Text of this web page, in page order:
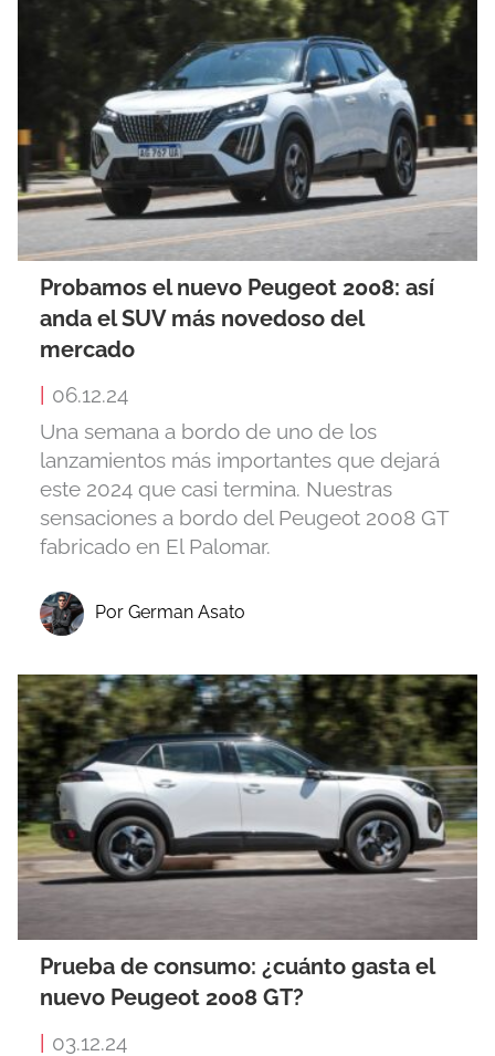
Probamos el nuevo Peugeot 2008: así
anda el SUV más novedoso del
mercado
06.12.24
Una semana a bordo de uno de los
lanzamientos más importantes que dejará
este 2024 que casi termina. Nuestras
sensaciones a bordo del Peugeot 2008 GT
fabricado en El Palomar.
Por German Asato
Prueba de consumo: ¿cuánto gasta el
nuevo Peugeot 2008 GT?
03.12.24